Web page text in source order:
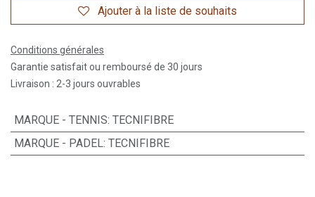
Ajouter à la liste de souhaits
Conditions générales
Garantie satisfait ou remboursé de 30 jours
Livraison : 2-3 jours ouvrables
MARQUE - TENNIS: TECNIFIBRE
MARQUE - PADEL: TECNIFIBRE